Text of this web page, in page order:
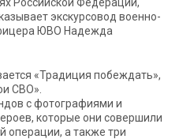
экскурсовод военно-
ЮВО Надежда
«Традиция побеждать»,
СВО».
с фотографиями и
которые они совершили
операции, а также три